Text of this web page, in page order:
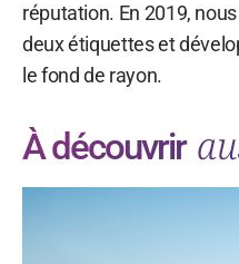
réputation. En 2019,
deux étiquettes et
le fond de rayon.
À découvrir